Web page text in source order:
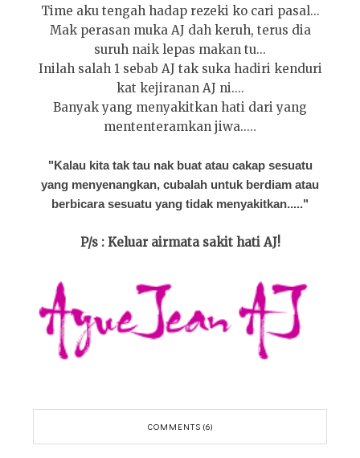
Time aku tengah hadap rezeki ko cari pasal...
Mak perasan muka AJ dah keruh, terus dia
suruh naik lepas makan tu...
Inilah salah 1 sebab AJ tak suka hadiri kenduri
kat kejiranan AJ ni....
Banyak yang menyakitkan hati dari yang
mententeramkan jiwa.....
"Kalau kita tak tau nak buat atau cakap sesuatu
yang menyenangkan, cubalah untuk berdiam atau
berbicara sesuatu yang tidak menyakitkan....."
P/s : Keluar airmata sakit hati AJ!
COMMENTS (6)